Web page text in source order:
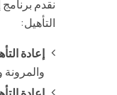
نقدم
التأهيل:
إعادة